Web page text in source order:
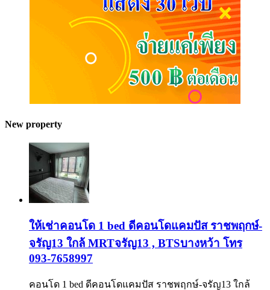
New property
ให้เช่าคอนโด 1 bed ดีคอนโดแคมปัส ราชพฤกษ์-
จรัญ13 ใกล้ MRTจรัญ13 , BTSบางหว้า โทร
093-7658997
คอนโด 1 bed ดีคอนโดแคมปัส ราชพฤกษ์-จรัญ13 ใกล้